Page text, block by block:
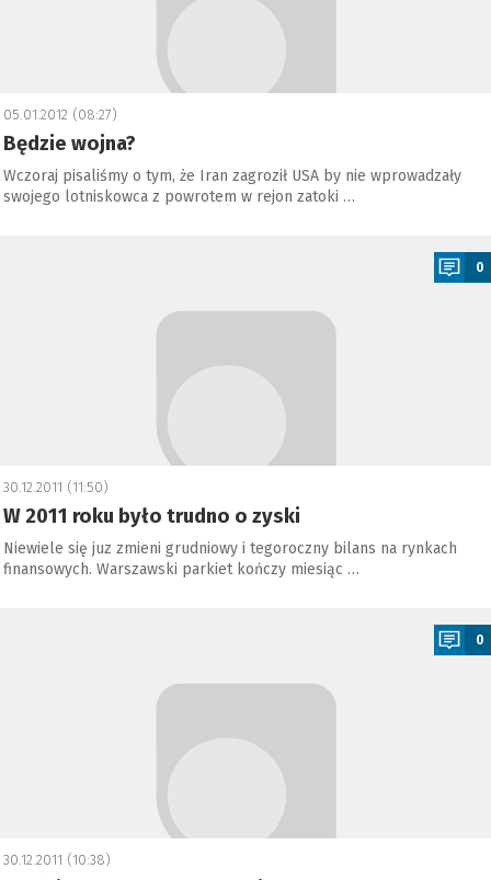
05.01.2012 (08:27)
Będzie wojna?
Wczoraj pisaliśmy o tym, że Iran zagroził USA by nie wprowadzały
swojego lotniskowca z powrotem w rejon zatoki …
0
30.12.2011 (11:50)
W 2011 roku było trudno o zyski
Niewiele się juz zmieni grudniowy i tegoroczny bilans na rynkach
finansowych. Warszawski parkiet kończy miesiąc …
0
30.12.2011 (10:38)